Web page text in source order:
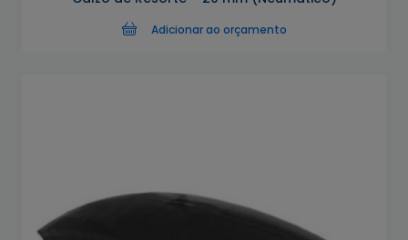
Adicionar ao orçamento